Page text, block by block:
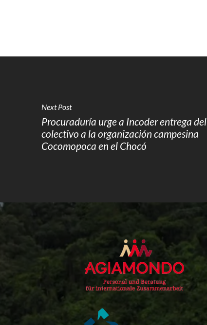
Next Post
Procuraduría urge a Incoder entrega
colectivo a la organización campesina
Cocomopoca en el Chocó